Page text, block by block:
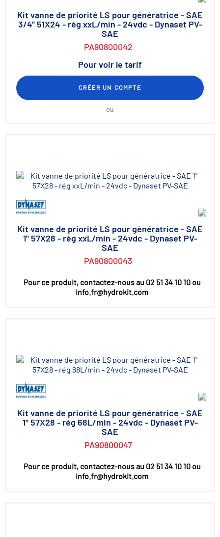
Kit vanne de priorité LS pour génératrice - SAE
3/4" 51X24 - rég xxL/min - 24vdc - Dynaset PV-
SAE
PA90800042
Pour voir le tarif
CRÉER UN COMPTE
ou
Kit vanne de priorité LS pour génératrice - SAE
1" 57X28 - rég xxL/min - 24vdc - Dynaset PV-
SAE
PA90800043
Pour ce produit, contactez-nous au 02 51 34 10 10 ou
info.fr@hydrokit.com
Kit vanne de priorité LS pour génératrice - SAE
1" 57X28 - rég 68L/min - 24vdc - Dynaset PV-
SAE
PA90800047
Pour ce produit, contactez-nous au 02 51 34 10 10 ou
info.fr@hydrokit.com